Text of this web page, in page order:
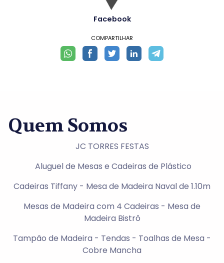
Facebook
COMPARTILHAR
Quem Somos
JC TORRES FESTAS
Aluguel de Mesas e Cadeiras de Plástico
Cadeiras Tiffany - Mesa de Madeira Naval de 1.10m
Mesas de Madeira com 4 Cadeiras - Mesa de
Madeira Bistrô
Tampão de Madeira - Tendas - Toalhas de Mesa -
Cobre Mancha